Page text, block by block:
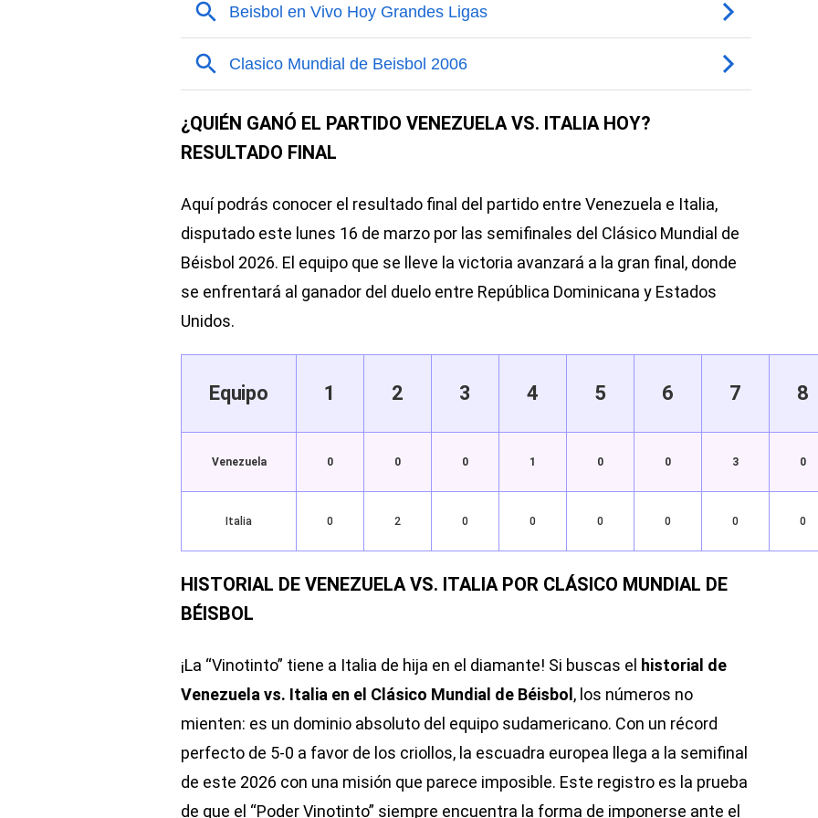
¿QUIÉN GANÓ EL PARTIDO VENEZUELA VS. ITALIA HOY?
RESULTADO FINAL
Aquí podrás conocer el resultado final del partido entre Venezuela e Italia,
disputado este lunes 16 de marzo por las semifinales del Clásico Mundial de
Béisbol 2026. El equipo que se lleve la victoria avanzará a la gran final, donde
se enfrentará al ganador del duelo entre República Dominicana y Estados
Unidos.
Equipo 1 2 3 4 5 6 7 8
Venezuela 0 0 0 1 0 0 3 0
Italia 0 2 0 0 0 0 0 0
HISTORIAL DE VENEZUELA VS. ITALIA POR CLÁSICO MUNDIAL DE
BÉISBOL
¡La “Vinotinto” tiene a Italia de hija en el diamante! Si buscas el historial de
Venezuela vs. Italia en el Clásico Mundial de Béisbol , los números no
mienten: es un dominio absoluto del equipo sudamericano. Con un récord
perfecto de 5-0 a favor de los criollos, la escuadra europea llega a la semifinal
de este 2026 con una misión que parece imposible. Este registro es la prueba
de que el “Poder Vinotinto” siempre encuentra la forma de imponerse ante el